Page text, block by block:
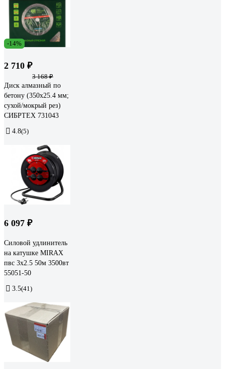
-14%
2 710 ₽
3 168 ₽
Диск алмазный по
бетону (350x25.4 мм;
сухой/мокрый рез)
СИБРТЕХ 731043
4.8(5)
6 097 ₽
Силовой удлинитель
на катушке MIRAX
пвс 3x2.5 50м 3500вт
55051-50
3.5(41)